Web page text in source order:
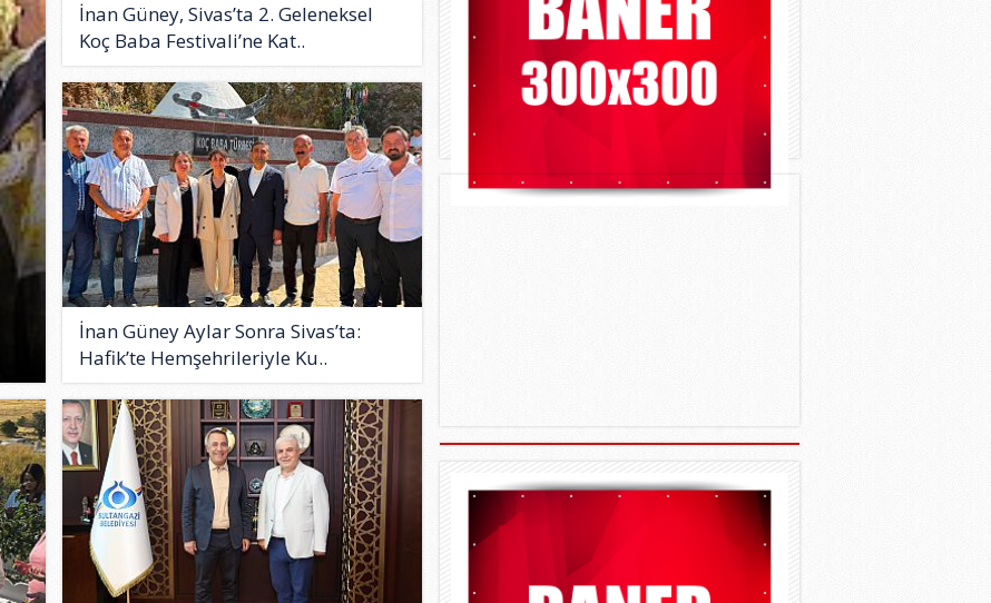
İnan Güney, Sivas’ta 2. Geleneksel
Koç Baba Festivali’ne Kat..
İnan Güney Aylar Sonra Sivas’ta:
Hafik’te Hemşehrileriyle Ku..